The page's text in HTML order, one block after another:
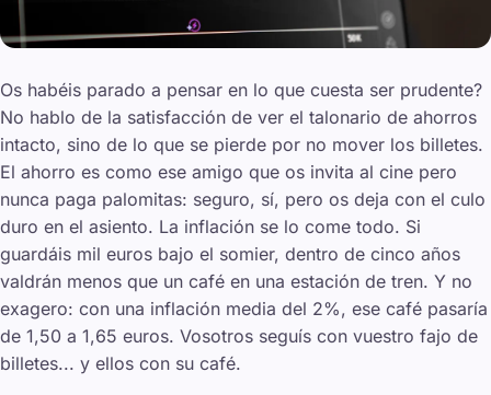
Os habéis parado a pensar en lo que cuesta ser prudente?
No hablo de la satisfacción de ver el talonario de ahorros
intacto, sino de lo que se pierde por no mover los billetes.
El ahorro es como ese amigo que os invita al cine pero
nunca paga palomitas: seguro, sí, pero os deja con el culo
duro en el asiento. La inflación se lo come todo. Si
guardáis mil euros bajo el somier, dentro de cinco años
valdrán menos que un café en una estación de tren. Y no
exagero: con una inflación media del 2%, ese café pasaría
de 1,50 a 1,65 euros. Vosotros seguís con vuestro fajo de
billetes... y ellos con su café.